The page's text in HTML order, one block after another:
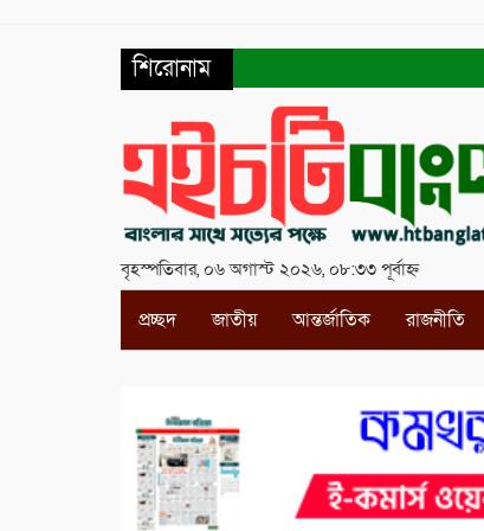
শিরোনাম
বৃহস্পতিবার, ০৬ অগাস্ট ২০২৬, ০৮:৩৩ পূর্বাহ্ন
প্রচ্ছদ জাতীয় আন্তর্জাতিক রাজনীতি